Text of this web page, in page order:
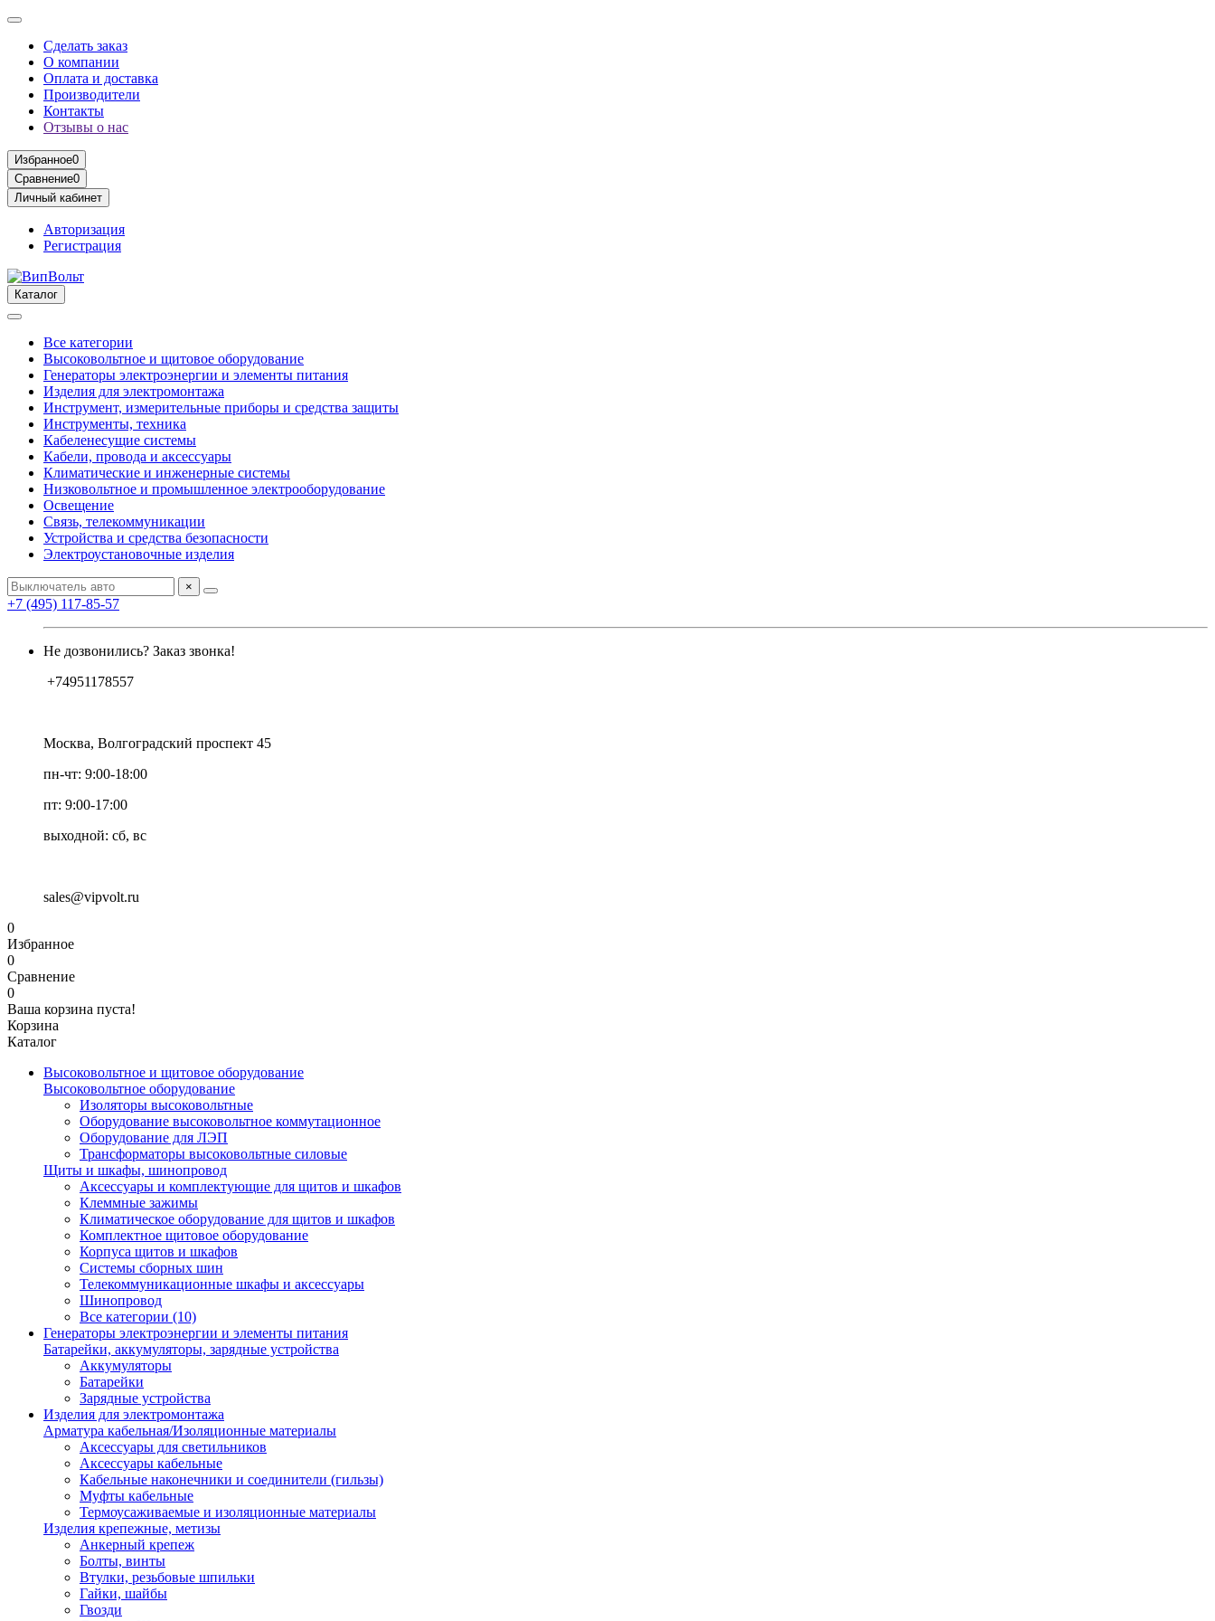
Сделать заказ
О компании
Оплата и доставка
Производители
Контакты
Отзывы о нас
Избранное0
Сравнение0
Личный кабинет
Авторизация
Регистрация
Каталог
Все категории
Высоковольтное и щитовое оборудование
Генераторы электроэнергии и элементы питания
Изделия для электромонтажа
Инструмент, измерительные приборы и средства защиты
Инструменты, техника
Кабеленесущие системы
Кабели, провода и аксессуары
Климатические и инженерные системы
Низковольтное и промышленное электрооборудование
Освещение
Связь, телекоммуникации
Устройства и средства безопасности
Электроустановочные изделия
×
+7 (495) 117-85-57
Не дозвонились? Заказ звонка!
+74951178557
Москва, Волгоградский проспект 45
пн-чт: 9:00-18:00
пт: 9:00-17:00
выходной: сб, вс
sales@vipvolt.ru
0
Избранное
0
Сравнение
0
Ваша корзина пуста!
Корзина
Каталог
Высоковольтное и щитовое оборудование
Высоковольтное оборудование
Изоляторы высоковольтные
Оборудование высоковольтное коммутационное
Оборудование для ЛЭП
Трансформаторы высоковольтные силовые
Щиты и шкафы, шинопровод
Аксессуары и комплектующие для щитов и шкафов
Клеммные зажимы
Климатическое оборудование для щитов и шкафов
Комплектное щитовое оборудование
Корпуса щитов и шкафов
Системы сборных шин
Телекоммуникационные шкафы и аксессуары
Шинопровод
Все категории (10)
Генераторы электроэнергии и элементы питания
Батарейки, аккумуляторы, зарядные устройства
Аккумуляторы
Батарейки
Зарядные устройства
Изделия для электромонтажа
Арматура кабельная/Изоляционные материалы
Аксессуары для светильников
Аксессуары кабельные
Кабельные наконечники и соединители (гильзы)
Муфты кабельные
Термоусаживаемые и изоляционные материалы
Изделия крепежные, метизы
Анкерный крепеж
Болты, винты
Втулки, резьбовые шпильки
Гайки, шайбы
Гвозди